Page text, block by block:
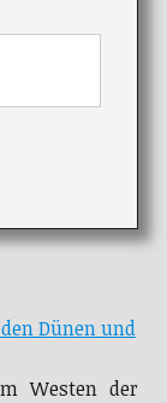
Dünen und
Westen der